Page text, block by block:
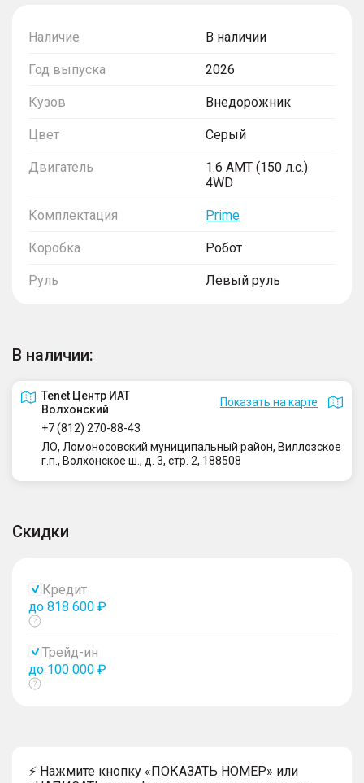
Наличие В наличии
Год выпуска 2026
Кузов Внедорожник
Цвет Серый
Двигатель
1.6 AMT (150 л.с.)
4WD
Комплектация Prime
Коробка Робот
Руль Левый руль
В наличии:
Tenet Центр ИАТ
Волхонский
Показать на карте
+7 (812) 270-88-43
ЛО, Ломоносовский муниципальный район, Виллозское
г.п., Волхонское ш., д. 3, стр. 2, 188508
Скидки
Кредит
до 818 600 ₽
Показать
Трейд-ин
до 100 000 ₽
Показать
⚡ Нажмите кнопку «ПОКАЗАТЬ НОМЕР» или